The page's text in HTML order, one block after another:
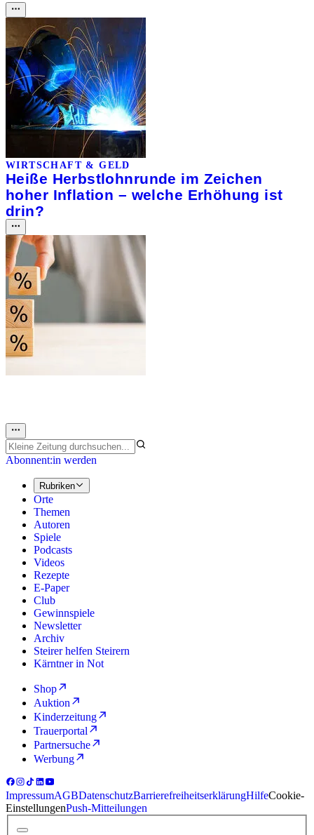
WIRTSCHAFT & GELD
Heiße Herbstlohnrunde im Zeichen
hoher Inflation – welche Erhöhung ist
drin?
Abonnent:in werden
Rubriken
Orte
Themen
Autoren
Spiele
Podcasts
Videos
Rezepte
E-Paper
Club
Gewinnspiele
Newsletter
Archiv
Steirer helfen Steirern
Kärntner in Not
Shop
Auktion
Kinderzeitung
Trauerportal
Partnersuche
Werbung
ImpressumAGBDatenschutzBarrierefreiheitserklärungHilfeCookie-
EinstellungenPush-Mitteilungen